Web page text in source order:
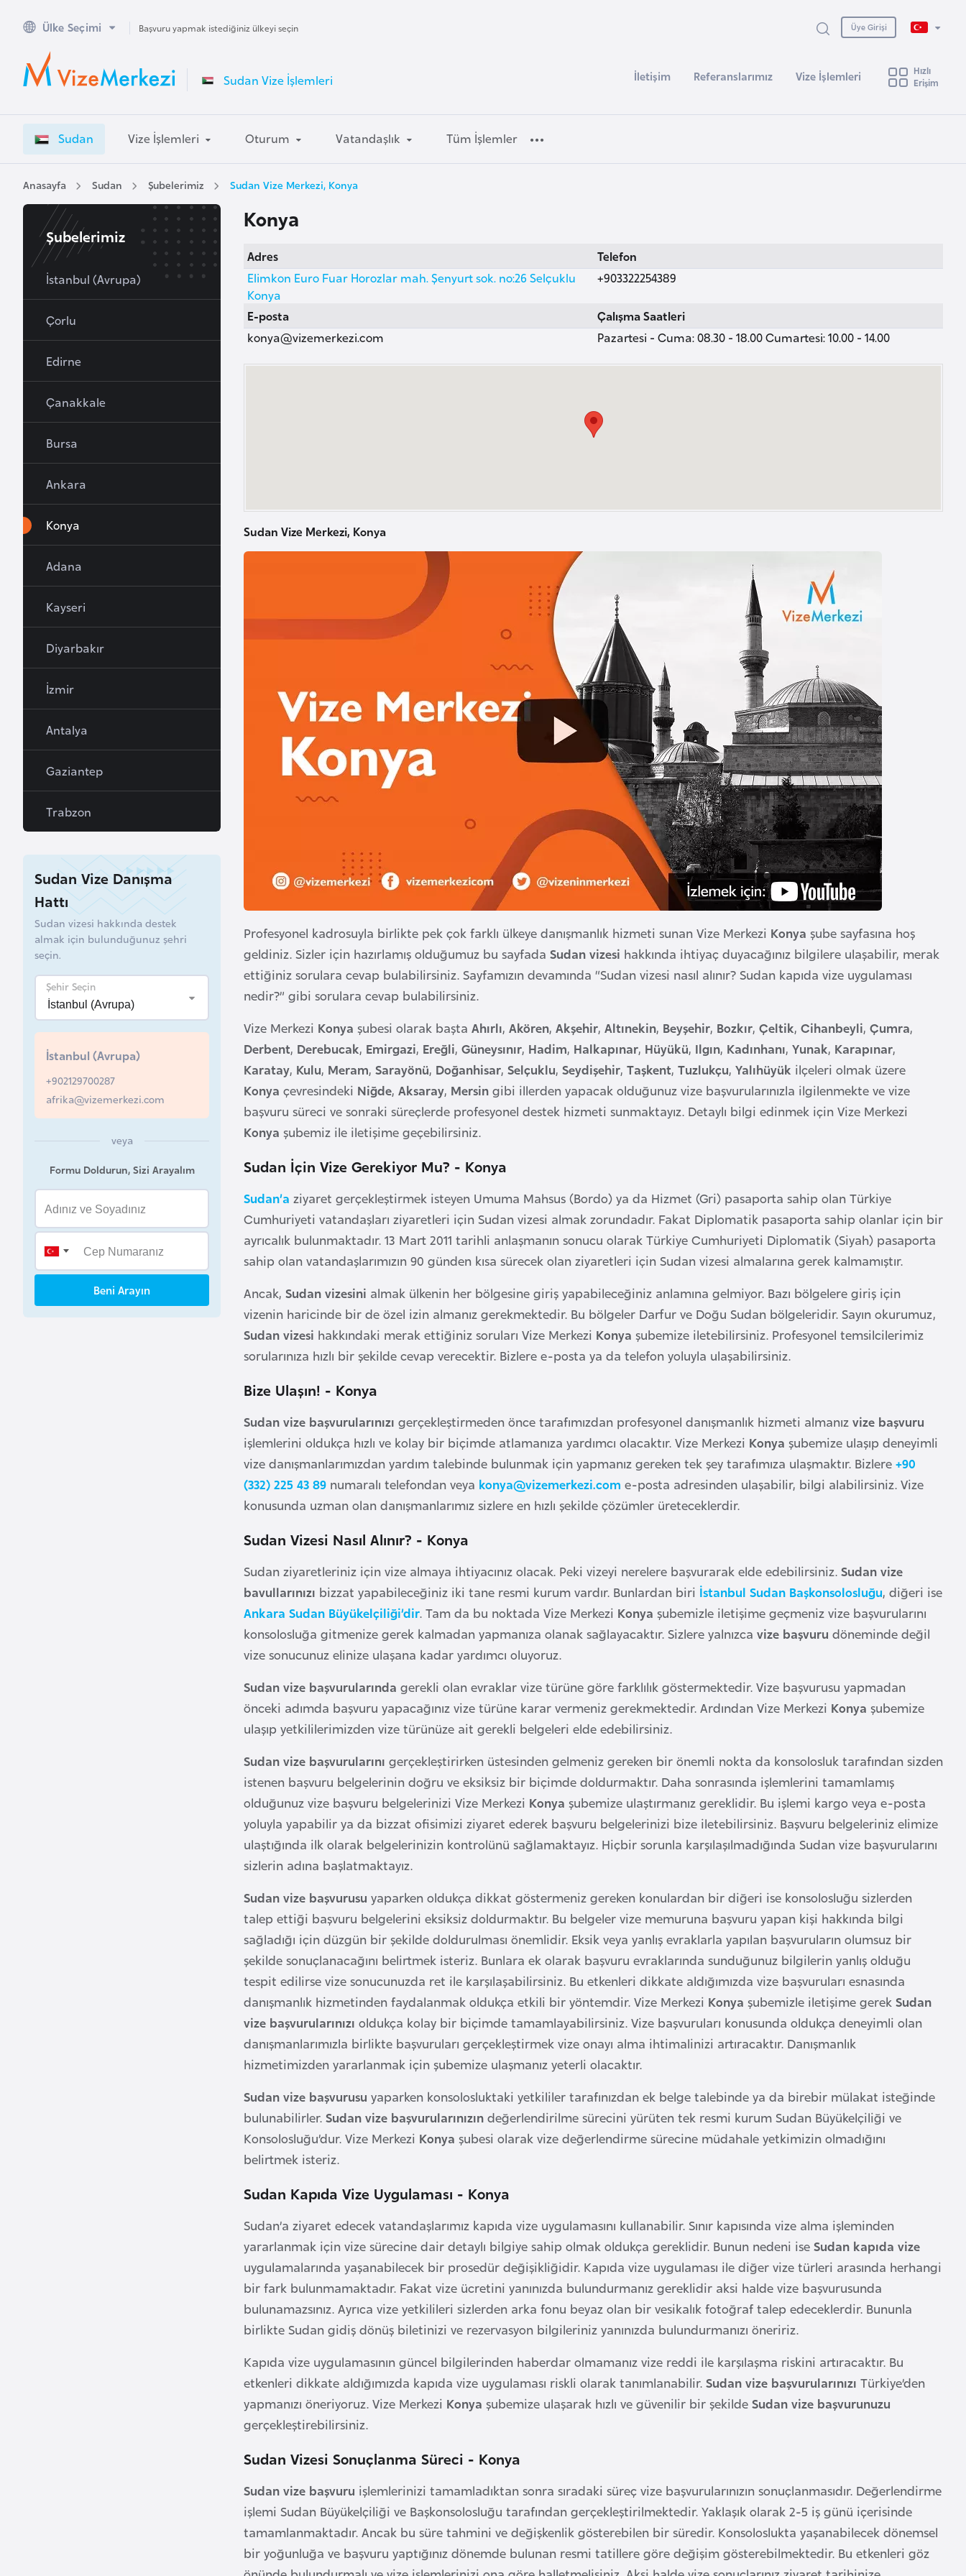
Ülke Seçimi Başvuru yapmak istediğiniz ülkeyi seçin Üye Girişi
Sudan Vize İşlemleri İletişim Referanslarımız Vize İşlemleri
Hızlı
Erişim
Sudan Vize İşlemleri Oturum Vatandaşlık Tüm İşlemler
Anasayfa Sudan Şubelerimiz Sudan Vize Merkezi, Konya
Konya
Adres
Elimkon Euro Fuar Horozlar mah. Şenyurt sok. no:26 Selçuklu
Konya
Telefon
+903322254389
E-posta
konya@vizemerkezi.com
Çalışma Saatleri
Pazartesi - Cuma: 08.30 - 18.00 Cumartesi: 10.00 - 14.00
Sudan Vize Merkezi, Konya
Profesyonel kadrosuyla birlikte pek çok farklı ülkeye danışmanlık hizmeti sunan Vize Merkezi Konya şube sayfasına hoş
geldiniz. Sizler için hazırlamış olduğumuz bu sayfada Sudan vizesi hakkında ihtiyaç duyacağınız bilgilere ulaşabilir, merak
ettiğiniz sorulara cevap bulabilirsiniz. Sayfamızın devamında “Sudan vizesi nasıl alınır? Sudan kapıda vize uygulaması
nedir?” gibi sorulara cevap bulabilirsiniz.
Vize Merkezi Konya şubesi olarak başta Ahırlı, Akören, Akşehir, Altınekin, Beyşehir, Bozkır, Çeltik, Cihanbeyli, Çumra,
Derbent, Derebucak, Emirgazi, Ereğli, Güneysınır, Hadim, Halkapınar, Hüyükü, Ilgın, Kadınhanı, Yunak, Karapınar,
Karatay, Kulu, Meram, Sarayönü, Doğanhisar, Selçuklu, Seydişehir, Taşkent, Tuzlukçu, Yalıhüyük ilçeleri olmak üzere
Konya çevresindeki Niğde, Aksaray, Mersin gibi illerden yapacak olduğunuz vize başvurularınızla ilgilenmekte ve vize
başvuru süreci ve sonraki süreçlerde profesyonel destek hizmeti sunmaktayız. Detaylı bilgi edinmek için Vize Merkezi
Konya şubemiz ile iletişime geçebilirsiniz.
Sudan İçin Vize Gerekiyor Mu? - Konya
Sudan’a ziyaret gerçekleştirmek isteyen Umuma Mahsus (Bordo) ya da Hizmet (Gri) pasaporta sahip olan Türkiye
Cumhuriyeti vatandaşları ziyaretleri için Sudan vizesi almak zorundadır. Fakat Diplomatik pasaporta sahip olanlar için bir
ayrıcalık bulunmaktadır. 13 Mart 2011 tarihli anlaşmanın sonucu olarak Türkiye Cumhuriyeti Diplomatik (Siyah) pasaporta
sahip olan vatandaşlarımızın 90 günden kısa sürecek olan ziyaretleri için Sudan vizesi almalarına gerek kalmamıştır.
Ancak, Sudan vizesini almak ülkenin her bölgesine giriş yapabileceğiniz anlamına gelmiyor. Bazı bölgelere giriş için
vizenin haricinde bir de özel izin almanız gerekmektedir. Bu bölgeler Darfur ve Doğu Sudan bölgeleridir. Sayın okurumuz,
Sudan vizesi hakkındaki merak ettiğiniz soruları Vize Merkezi Konya şubemize iletebilirsiniz. Profesyonel temsilcilerimiz
sorularınıza hızlı bir şekilde cevap verecektir. Bizlere e-posta ya da telefon yoluyla ulaşabilirsiniz.
Bize Ulaşın! - Konya
Sudan vize başvurularınızı gerçekleştirmeden önce tarafımızdan profesyonel danışmanlık hizmeti almanız vize başvuru
işlemlerini oldukça hızlı ve kolay bir biçimde atlamanıza yardımcı olacaktır. Vize Merkezi Konya şubemize ulaşıp deneyimli
vize danışmanlarımızdan yardım talebinde bulunmak için yapmanız gereken tek şey tarafımıza ulaşmaktır. Bizlere +90
(332) 225 43 89 numaralı telefondan veya konya@vizemerkezi.com e-posta adresinden ulaşabilir, bilgi alabilirsiniz. Vize
konusunda uzman olan danışmanlarımız sizlere en hızlı şekilde çözümler üreteceklerdir.
Sudan Vizesi Nasıl Alınır? - Konya
Sudan ziyaretleriniz için vize almaya ihtiyacınız olacak. Peki vizeyi nerelere başvurarak elde edebilirsiniz. Sudan vize
bavullarınızı bizzat yapabileceğiniz iki tane resmi kurum vardır. Bunlardan biri İstanbul Sudan Başkonsolosluğu, diğeri ise
Ankara Sudan Büyükelçiliği’dir. Tam da bu noktada Vize Merkezi Konya şubemizle iletişime geçmeniz vize başvurularını
konsolosluğa gitmenize gerek kalmadan yapmanıza olanak sağlayacaktır. Sizlere yalnızca vize başvuru döneminde değil
vize sonucunuz elinize ulaşana kadar yardımcı oluyoruz.
Sudan vize başvurularında gerekli olan evraklar vize türüne göre farklılık göstermektedir. Vize başvurusu yapmadan
önceki adımda başvuru yapacağınız vize türüne karar vermeniz gerekmektedir. Ardından Vize Merkezi Konya şubemize
ulaşıp yetkililerimizden vize türünüze ait gerekli belgeleri elde edebilirsiniz.
Sudan vize başvurularını gerçekleştirirken üstesinden gelmeniz gereken bir önemli nokta da konsolosluk tarafından sizden
istenen başvuru belgelerinin doğru ve eksiksiz bir biçimde doldurmaktır. Daha sonrasında işlemlerini tamamlamış
olduğunuz vize başvuru belgelerinizi Vize Merkezi Konya şubemize ulaştırmanız gereklidir. Bu işlemi kargo veya e-posta
yoluyla yapabilir ya da bizzat ofisimizi ziyaret ederek başvuru belgelerinizi bize iletebilirsiniz. Başvuru belgeleriniz elimize
ulaştığında ilk olarak belgelerinizin kontrolünü sağlamaktayız. Hiçbir sorunla karşılaşılmadığında Sudan vize başvurularını
sizlerin adına başlatmaktayız.
Sudan vize başvurusu yaparken oldukça dikkat göstermeniz gereken konulardan bir diğeri ise konsolosluğu sizlerden
talep ettiği başvuru belgelerini eksiksiz doldurmaktır. Bu belgeler vize memuruna başvuru yapan kişi hakkında bilgi
sağladığı için düzgün bir şekilde doldurulması önemlidir. Eksik veya yanlış evraklarla yapılan başvuruların olumsuz bir
şekilde sonuçlanacağını belirtmek isteriz. Bunlara ek olarak başvuru evraklarında sunduğunuz bilgilerin yanlış olduğu
tespit edilirse vize sonucunuzda ret ile karşılaşabilirsiniz. Bu etkenleri dikkate aldığımızda vize başvuruları esnasında
danışmanlık hizmetinden faydalanmak oldukça etkili bir yöntemdir. Vize Merkezi Konya şubemizle iletişime gerek Sudan
vize başvurularınızı oldukça kolay bir biçimde tamamlayabilirsiniz. Vize başvuruları konusunda oldukça deneyimli olan
danışmanlarımızla birlikte başvuruları gerçekleştirmek vize onayı alma ihtimalinizi artıracaktır. Danışmanlık
hizmetimizden yararlanmak için şubemize ulaşmanız yeterli olacaktır.
Sudan vize başvurusu yaparken konsolosluktaki yetkililer tarafınızdan ek belge talebinde ya da birebir mülakat isteğinde
bulunabilirler. Sudan vize başvurularınızın değerlendirilme sürecini yürüten tek resmi kurum Sudan Büyükelçiliği ve
Konsolosluğu’dur. Vize Merkezi Konya şubesi olarak vize değerlendirme sürecine müdahale yetkimizin olmadığını
belirtmek isteriz.
Sudan Kapıda Vize Uygulaması - Konya
Sudan’a ziyaret edecek vatandaşlarımız kapıda vize uygulamasını kullanabilir. Sınır kapısında vize alma işleminden
yararlanmak için vize sürecine dair detaylı bilgiye sahip olmak oldukça gereklidir. Bunun nedeni ise Sudan kapıda vize
uygulamalarında yaşanabilecek bir prosedür değişikliğidir. Kapıda vize uygulaması ile diğer vize türleri arasında herhangi
bir fark bulunmamaktadır. Fakat vize ücretini yanınızda bulundurmanız gereklidir aksi halde vize başvurusunda
bulunamazsınız. Ayrıca vize yetkilileri sizlerden arka fonu beyaz olan bir vesikalık fotoğraf talep edeceklerdir. Bununla
birlikte Sudan gidiş dönüş biletinizi ve rezervasyon bilgileriniz yanınızda bulundurmanızı öneririz.
Kapıda vize uygulamasının güncel bilgilerinden haberdar olmamanız vize reddi ile karşılaşma riskini artıracaktır. Bu
etkenleri dikkate aldığımızda kapıda vize uygulaması riskli olarak tanımlanabilir. Sudan vize başvurularınızı Türkiye’den
yapmanızı öneriyoruz. Vize Merkezi Konya şubemize ulaşarak hızlı ve güvenilir bir şekilde Sudan vize başvurunuzu
gerçekleştirebilirsiniz.
Sudan Vizesi Sonuçlanma Süreci - Konya
Sudan vize başvuru işlemlerinizi tamamladıktan sonra sıradaki süreç vize başvurularınızın sonuçlanmasıdır. Değerlendirme
işlemi Sudan Büyükelçiliği ve Başkonsolosluğu tarafından gerçekleştirilmektedir. Yaklaşık olarak 2-5 iş günü içerisinde
tamamlanmaktadır. Ancak bu süre tahmini ve değişkenlik gösterebilen bir süredir. Konsoloslukta yaşanabilecek dönemsel
bir yoğunluğa ve başvuru yaptığınız dönemde bulunan resmi tatillere göre değişim gösterebilmektedir. Bu etkenleri göz
Şubelerimiz
İstanbul (Avrupa)
Çorlu
Edirne
Çanakkale
Bursa
Ankara
Konya
Adana
Kayseri
Diyarbakır
İzmir
Antalya
Gaziantep
Trabzon
Sudan Vize Danışma
Hattı
Sudan vizesi hakkında destek
almak için bulunduğunuz şehri
seçin.
Şehir Seçin
İstanbul (Avrupa)
+902129700287
afrika@vizemerkezi.com
veya
Formu Doldurun, Sizi Arayalım
Beni Arayın
A
u
s
a
l
A
u
s
t
y
z
r
b
a
y
c
a
n
B
r
y
n
a
n
l
e
ş
B
e
r
u
s
B
i
k